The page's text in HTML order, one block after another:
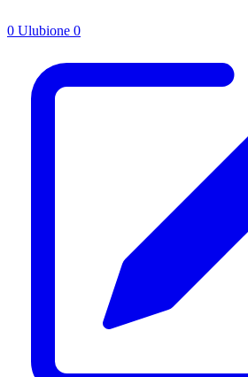
0 Ulubione 0